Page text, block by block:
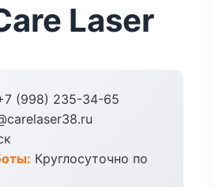
Laser
(998) 235-34-65
Круглосуточно по